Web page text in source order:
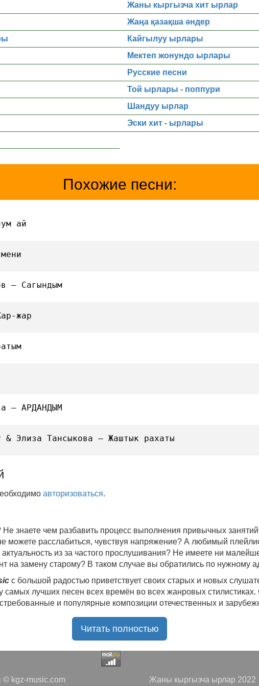
Жаны кыргызча хит ырлар
Жаңа қазақша әндер
Кайгылуу ырлары
Мектеп жонундо ырлары
Русские песни
Той ырлары - поппури
Шандуу ырлар
Эски хит - ырлары
Похожие песни:
ай
— Сагындым
жар
— АРДАНДЫМ
& Элиза Тансыкова — Жаштык рахаты
авторизоваться.
Не знаете чем разбавить процесс выполнения привычных
можете расслабиться, чувствуя напряжение? А любимый
из за частого прослушивания? Не имеете ни
на замену старому? В таком случае вы обратились по нужному
с большой радостью приветствует своих старых и новых
самых лучших песен всех времён во всех жанровых стилистиках.
и популярные композиции отечественных и
богатую коллекцию качественной музыки в бесплатном
Самые свежие альбомы
и новые релизы этого года, хиты
новинки, большой музыкальный ассортимент на любой вкус, и
с большой ответственностью подходит к созданию подборок,
Читать полностью
kgz-music.com Жаны кыргызча ырлар 2022